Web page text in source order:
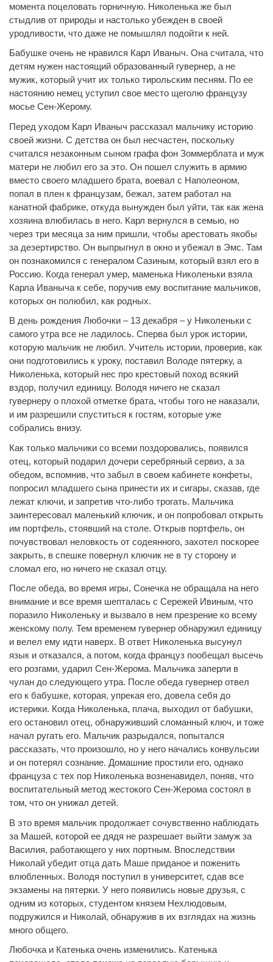
момента поцеловать горничную. Николенька же был
стыдлив от природы и настолько убежден в своей
уродливости, что даже не помышлял подойти к ней.
Бабушке очень не нравился Карл Иваныч. Она считала, что
детям нужен настоящий образованный гувернер, а не
мужик, который учит их только тирольским песням. По ее
настоянию немец уступил свое место щеголю французу
мосье Сен-Жерому.
Перед уходом Карл Иваныч рассказал мальчику историю
своей жизни. С детства он был несчастен, поскольку
считался незаконным сыном графа фон Зоммерблата и муж
матери не любил его за это. Он пошел служить в армию
вместо своего младшего брата, воевал с Наполеоном,
попал в плен к французам, бежал, затем работал на
канатной фабрике, откуда вынужден был уйти, так как жена
хозяина влюбилась в него. Карл вернулся в семью, но
через три месяца за ним пришли, чтобы арестовать якобы
за дезертирство. Он выпрыгнул в окно и убежал в Эмс. Там
он познакомился с генералом Сазиным, который взял его в
Россию. Когда генерал умер, маменька Николеньки взяла
Карла Иваныча к себе, поручив ему воспитание мальчиков,
которых он полюбил, как родных.
В день рождения Любочки – 13 декабря – у Николеньки с
самого утра все не ладилось. Сперва был урок истории,
которую мальчик не любил. Учитель истории, проверив, как
они подготовились к уроку, поставил Володе пятерку, а
Николенька, который нес про крестовый поход всякий
вздор, получил единицу. Володя ничего не сказал
гувернеру о плохой отметке брата, чтобы того не наказали,
и им разрешили спуститься к гостям, которые уже
собрались внизу.
Как только мальчики со всеми поздоровались, появился
отец, который подарил дочери серебряный сервиз, а за
обедом, вспомнив, что забыл в своем кабинете конфеты,
попросил младшего сына принести их и сигары, сказав, где
лежат ключи, и запретив что-либо трогать. Мальчика
заинтересовал маленький ключик, и он попробовал открыть
им портфель, стоявший на столе. Открыв портфель, он
почувствовал неловкость от содеянного, захотел поскорее
закрыть, в спешке повернул ключик не в ту сторону и
сломал его, но ничего не сказал отцу.
После обеда, во время игры, Сонечка не обращала на него
внимание и все время шепталась с Сережей Ивиным, что
поразило Николеньку и вызвало в нем презрение ко всему
женскому полу. Тем временем гувернер обнаружил единицу
и велел ему идти наверх. В ответ Николенька высунул
язык и отказался, а потом, когда француз пообещал высечь
его розгами, ударил Сен-Жерома. Мальчика заперли в
чулан до следующего утра. После обеда гувернер отвел
его к бабушке, которая, упрекая его, довела себя до
истерики. Когда Николенька, плача, выходил от бабушки,
его остановил отец, обнаруживший сломанный ключ, и тоже
начал ругать его. Мальчик разрыдался, попытался
рассказать, что произошло, но у него начались конвульсии
и он потерял сознание. Домашние простили его, однако
француза с тех пор Николенька возненавидел, поняв, что
воспитательный метод жестокого Сен-Жерома состоял в
том, что он унижал детей.
В это время мальчик продолжает сочувственно наблюдать
за Машей, которой ее дядя не разрешает выйти замуж за
Василия, работающего у них портным. Впоследствии
Николай убедит отца дать Маше приданое и поженить
влюбленных. Володя поступил в университет, сдав все
экзамены на пятерки. У него появились новые друзья, с
одним из которых, студентом князем Нехлюдовым,
подружился и Николай, обнаружив в их взглядах на жизнь
много общего.
Любочка и Катенька очень изменились. Катенька